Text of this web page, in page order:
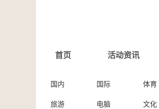
首页 活动资讯
国内 国际 体育
旅游 电脑 文化